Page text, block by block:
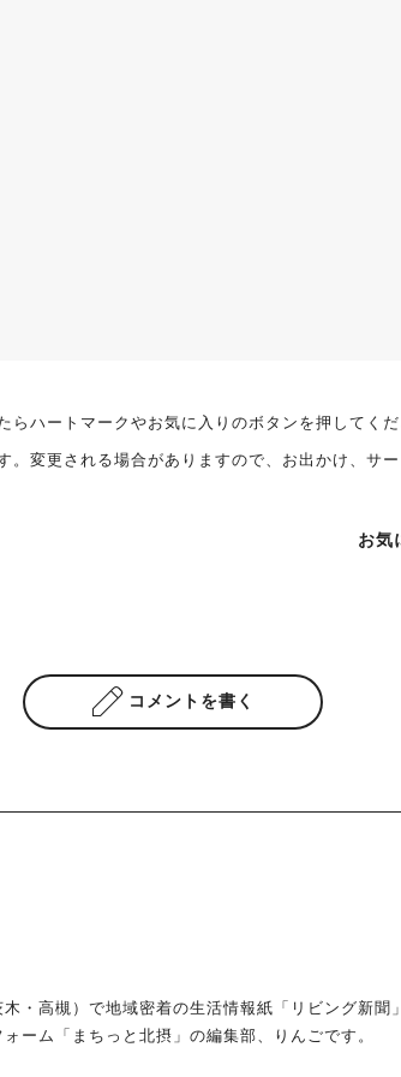
ハートマークやお気に入りのボタンを押してくだ
変更される場合がありますので、お出かけ、サ
お気
コメントを書く
・高槻）で地域密着の生活情報紙「リビング新聞
ーム「まちっと北摂」の編集部、りんごです。